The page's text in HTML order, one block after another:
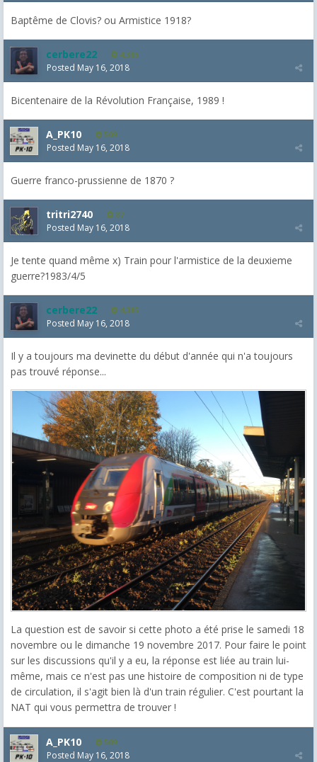
Baptême de Clovis? ou Armistice 1918?
cerbere22 4,385
Posted May 16, 2018
Bicentenaire de la Révolution Française, 1989 !
A_PK10 509
Posted May 16, 2018
Guerre franco-prussienne de 1870 ?
tritri2740 87
Posted May 16, 2018
Je tente quand même x) Train pour l'armistice de la deuxieme
guerre?1983/4/5
cerbere22 4,385
Posted May 16, 2018
Il y a toujours ma devinette du début d'année qui n'a toujours
pas trouvé réponse...
La question est de savoir si cette photo a été prise le samedi 18
novembre ou le dimanche 19 novembre 2017. Pour faire le point
sur les discussions qu'il y a eu, la réponse est liée au train lui-
même, mais ce n'est pas une histoire de composition ni de type
de circulation, il s'agit bien là d'un train régulier. C'est pourtant la
NAT qui vous permettra de trouver !
A_PK10 509
Posted May 16, 2018